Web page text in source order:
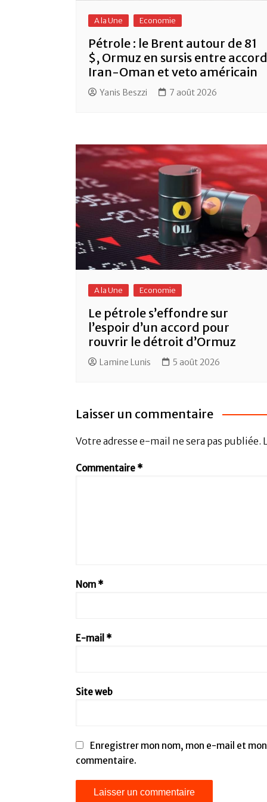
A la Une Economie
Pétrole : le Brent autour de 81
$, Ormuz en sursis entre accord
Iran-Oman et veto américain
Yanis Beszzi 7 août 2026
A la Une Economie
Le pétrole s’effondre sur
l’espoir d’un accord pour
rouvrir le détroit d’Ormuz
Lamine Lunis 5 août 2026
Laisser un commentaire
Votre adresse e-mail ne sera pas publiée.
Commentaire *
Nom *
E-mail *
Site web
Enregistrer mon nom, mon e-mail et
commentaire.